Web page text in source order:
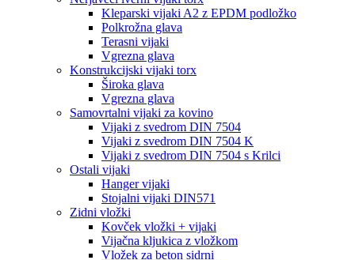
Kleparski vijaki A2 z EPDM podložko
Polkrožna glava
Terasni vijaki
Vgrezna glava
Konstrukcijski vijaki torx
Široka glava
Vgrezna glava
Samovrtalni vijaki za kovino
Vijaki z svedrom DIN 7504
Vijaki z svedrom DIN 7504 K
Vijaki z svedrom DIN 7504 s Krilci
Ostali vijaki
Hanger vijaki
Stojalni vijaki DIN571
Zidni vložki
Kovček vložki + vijaki
Vijačna kljukica z vložkom
Vložek za beton sidrni